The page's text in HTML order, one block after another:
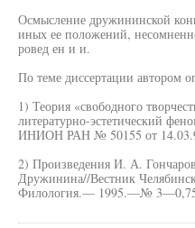
Осмысление дружининской
иных ее положений,
ровед ен и и.
По теме диссертации автором
1) Теория «свободного
литературно-эстетический
ИНИОН РАН № 50155 от
2) Произведения И. А.
Дружинина//Вестник
Филология.— 1995.—№